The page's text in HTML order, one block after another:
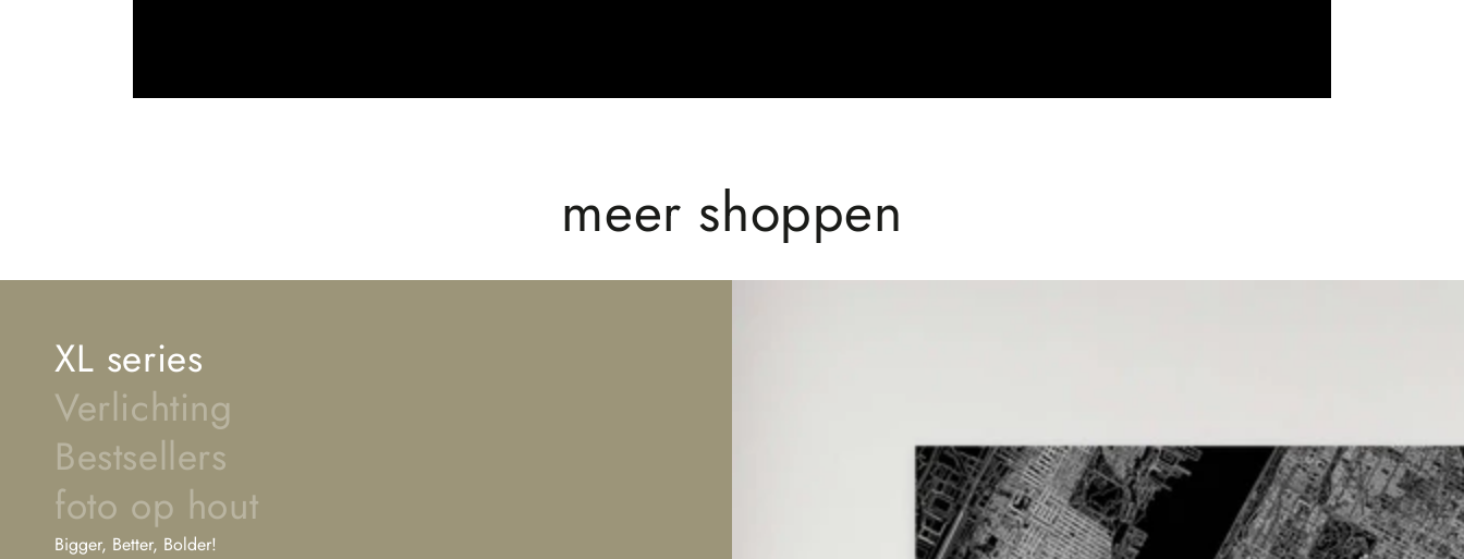
meer shoppen
XL series
Verlichting
Bestsellers
foto op hout
Bigger, Better, Bolder!